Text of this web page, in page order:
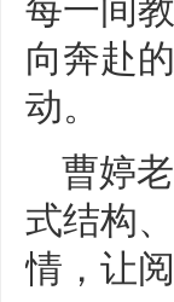
向奔赴
动。
曹婷
式结构
情，让